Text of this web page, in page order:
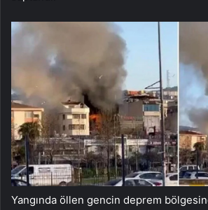
Yangında öllen gencin deprem